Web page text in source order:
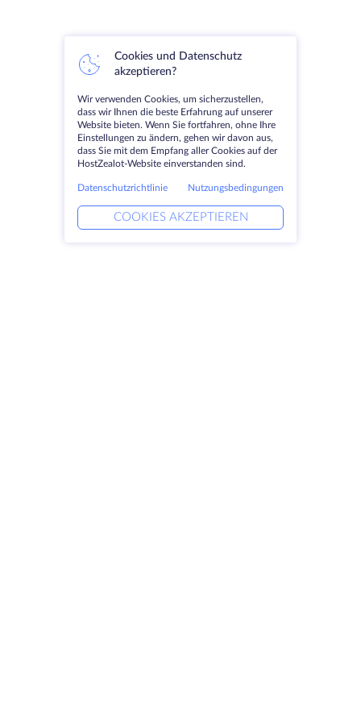
Cookies und Datenschutz
akzeptieren?
Wir verwenden Cookies, um sicherzustellen,
dass wir Ihnen die beste Erfahrung auf unserer
Website bieten. Wenn Sie fortfahren, ohne Ihre
Einstellungen zu ändern, gehen wir davon aus,
dass Sie mit dem Empfang aller Cookies auf der
HostZealot-Website einverstanden sind.
Datenschutzrichtlinie Nutzungsbedingungen
COOKIES AKZEPTIEREN